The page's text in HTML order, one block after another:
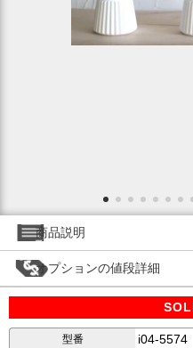
商品説明
オプションの値段詳細
型番 i04-5574